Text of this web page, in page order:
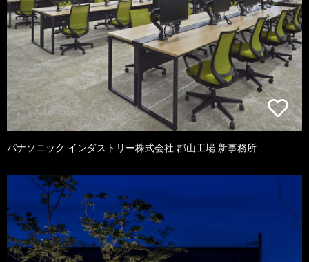
パナソニック インダストリー株式会社 郡山工場 新事務所